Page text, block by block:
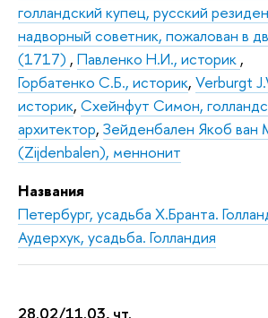
голландский купец, русский
надворный советник, пожалован в
(1717) , Павленко Н.И., историк ,
Горбатенко С.Б., историк, Verburgt
историк, Схейнфут Симон,
архитектор, Зейденбален Якоб ван
(Zijdenbalen), меннонит
Названия
Петербург, усадьба Х.Бранта.
Аудерхук, усадьба. Голландия
28.02/11.03, чт.